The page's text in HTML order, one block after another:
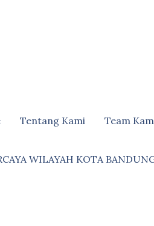
Tentang Kami Team
WILAYAH KOTA